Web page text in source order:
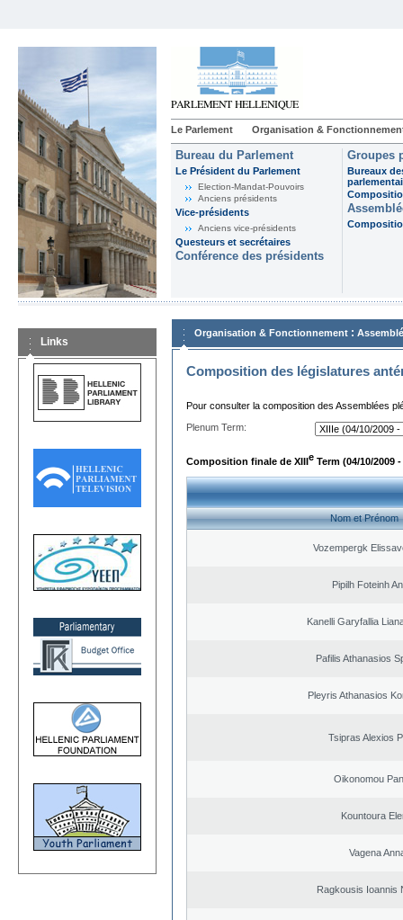
Le Parlement Organisation &
Bureau du Parlement
Le Président du Parlement
Election-Mandat-Pouvoirs
Anciens présidents
Vice-présidents
Anciens vice-présidents
Questeurs et secrétaires
Conférence des présidents
Groupes
Bureaux
Links
Organisation & Fonctionnement :
Composition des législatures
Pour consulter la composition des Assemblées
Plenum Term:
Composition finale de XIIIe Term (04/10/2009 -
Nom et Prénom
Vozempergk
Pipilh Foteinh
Kanelli Garyfallia
Pafilis Athanasios
Pleyris Athanasios
Tsipras Alexios
Oikonomou
Kountoura
Vagena
Ragkousis Ioannis